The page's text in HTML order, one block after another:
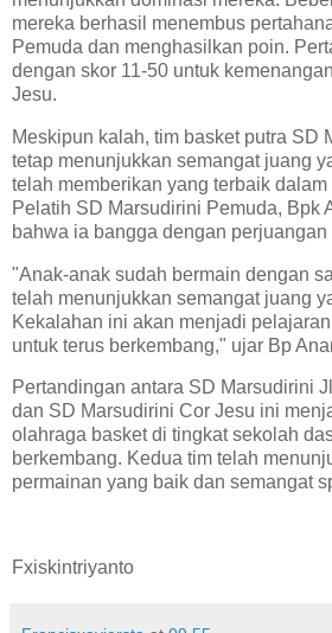
mereka berhasil menembus
Pemuda dan menghasilkan poin.
dengan skor 11-50 untuk
Jesu.
Meskipun kalah, tim basket putra SD
tetap menunjukkan semangat juang
telah memberikan yang terbaik
Pelatih SD Marsudirini Pemuda, Bpk
bahwa ia bangga dengan
"Anak-anak sudah bermain dengan
telah menunjukkan semangat juang
Kekalahan ini akan menjadi
untuk terus berkembang," ujar Bp
Pertandingan antara SD Marsudirini
dan SD Marsudirini Cor Jesu ini
olahraga basket di tingkat sekolah
berkembang. Kedua tim telah
permainan yang baik dan semangat
Fxiskintriyanto